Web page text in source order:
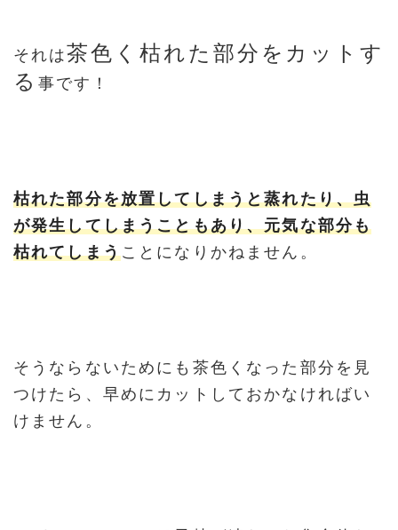
それは茶色く枯れた部分をカットす
る 事です！
枯れた部分を放置してしまうと蒸れたり、虫
が発生してしまうこともあり、元気な部分も
枯れてしまうことになりかねません。
そうならないためにも茶色くなった部分を見
つけたら、早めにカットしておかなければい
けません。